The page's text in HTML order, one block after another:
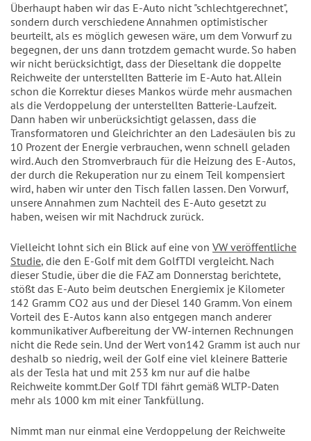
Überhaupt haben wir das E-Auto nicht "schlechtgerechnet",
sondern durch verschiedene Annahmen optimistischer
beurteilt, als es möglich gewesen wäre, um dem Vorwurf zu
begegnen, der uns dann trotzdem gemacht wurde. So haben
wir nicht berücksichtigt, dass der Dieseltank die doppelte
Reichweite der unterstellten Batterie im E-Auto hat. Allein
schon die Korrektur dieses Mankos würde mehr ausmachen
als die Verdoppelung der unterstellten Batterie-Laufzeit.
Dann haben wir unberücksichtigt gelassen, dass die
Transformatoren und Gleichrichter an den Ladesäulen bis zu
10 Prozent der Energie verbrauchen, wenn schnell geladen
wird. Auch den Stromverbrauch für die Heizung des E-Autos,
der durch die Rekuperation nur zu einem Teil kompensiert
wird, haben wir unter den Tisch fallen lassen. Den Vorwurf,
unsere Annahmen zum Nachteil des E-Auto gesetzt zu
haben, weisen wir mit Nachdruck zurück.
Vielleicht lohnt sich ein Blick auf eine von VW veröffentliche
Studie, die den E-Golf mit dem GolfTDI vergleicht. Nach
dieser Studie, über die die FAZ am Donnerstag berichtete,
stößt das E-Auto beim deutschen Energiemix je Kilometer
142 Gramm CO2 aus und der Diesel 140 Gramm. Von einem
Vorteil des E-Autos kann also entgegen manch anderer
kommunikativer Aufbereitung der VW-internen Rechnungen
nicht die Rede sein. Und der Wert von142 Gramm ist auch nur
deshalb so niedrig, weil der Golf eine viel kleinere Batterie
als der Tesla hat und mit 253 km nur auf die halbe
Reichweite kommt.Der Golf TDI fährt gemäß WLTP-Daten
mehr als 1000 km mit einer Tankfüllung.
Nimmt man nur einmal eine Verdoppelung der Reichweite